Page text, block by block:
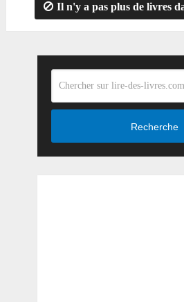
Il n'y a pas plus de livres
Recherche